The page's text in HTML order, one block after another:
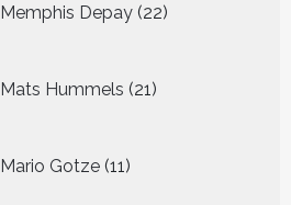
Memphis Depay 22
producten
Mats Hummels 21
producten
Mario Gotze 11
producten